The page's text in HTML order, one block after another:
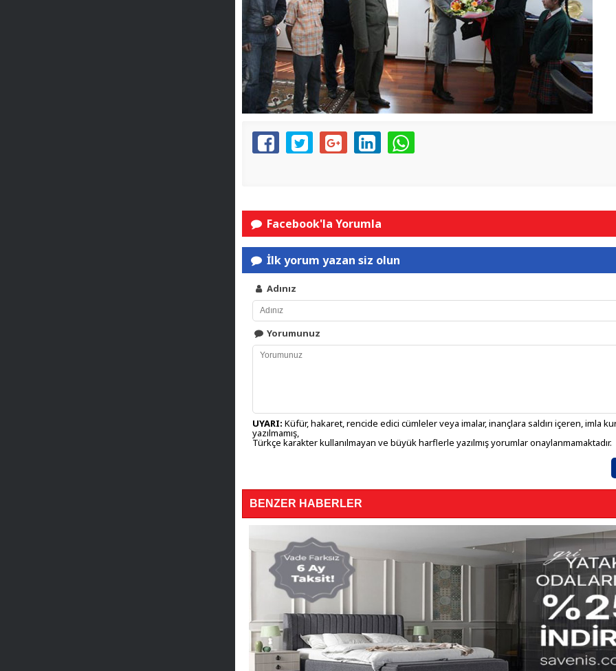
Facebook'la Yorumla
İlk yorum yazan siz olun
Adınız
Yorumunuz
UYARI: Küfür, hakaret, rencide edici cümleler veya imalar, inançlara saldırı içeren, imla
yazılmamış,
Türkçe karakter kullanılmayan ve büyük harflerle yazılmış yorumlar onaylanmamaktadır.
BENZER HABERLER